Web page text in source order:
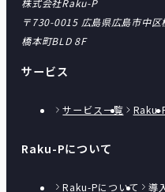
株式会社Raku-P
〒730-0015 広島県広島市中
橋本町BLD 8F
サービス
サービス一覧 Raku-
Raku-Pについて
Raku-Pについて 導